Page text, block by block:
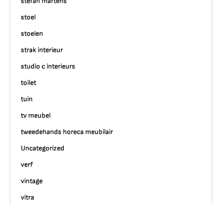
stoel
stoelen
strak interieur
studio c interieurs
toilet
tuin
tv meubel
tweedehands horeca meubilair
Uncategorized
verf
vintage
vitra